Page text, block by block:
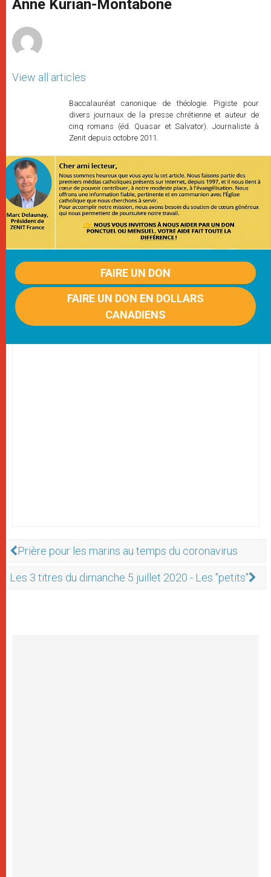
p e k
Anne Kurian-Montabone
View all articles
Baccalauréat canonique de théologie. Pigiste pour
divers journaux de la presse chrétienne et auteur de
cinq romans (éd. Quasar et Salvator). Journaliste à
Zenit depuis octobre 2011.
FAIRE UN DON
FAIRE UN DON EN DOLLARS
CANADIENS
Prière pour les marins au temps du coronavirus
Les 3 titres du dimanche 5 juillet 2020 - Les "petits"